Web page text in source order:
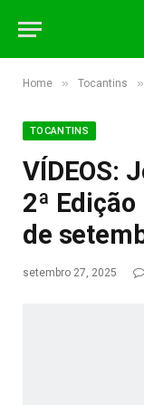
Home » Tocantins »
TOCANTINS
VÍDEOS:
2ª
de
setembro 27, 2025